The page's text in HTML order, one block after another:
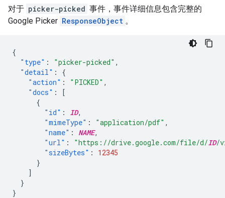
对于 picker-picked 事件，事件详细信息包含完整的
Google Picker ResponseObject 。
{
"type" : "picker-picked" ,
"detail" :
{
"action" : "PICKED" ,
"docs" :
[
{
"id" : ID,
"mimeType" : "application/pdf" ,
"name" : NAME,
"url" : "https://drive.google.com/file/d/ID/
"sizeBytes" :
12345
}
]
}
}